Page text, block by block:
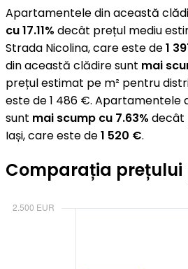
Apartamentele din această
cu 17.11% decât prețul mediu
Strada Nicolina, care este de1
din această clădire sunt mai
prețul estimat pe m² pentru
este de 1 486 €. Apartamentele
sunt mai scump cu 7.63% decât
Iași, care este de1 520 €.
Comparația prețului